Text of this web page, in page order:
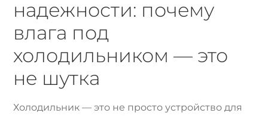
надежности: почему
влага под
холодильником — это
не шутка
Холодильник — это не просто устройство для